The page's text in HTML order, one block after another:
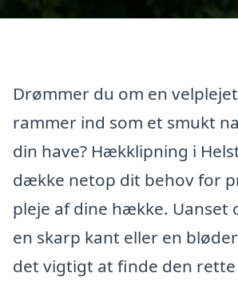
Drømmer du om en
rammer ind som et smukt
din have? Hækklipning i
dække netop dit behov for
pleje af dine hække. Uanset
en skarp kant eller en
det vigtigt at finde den